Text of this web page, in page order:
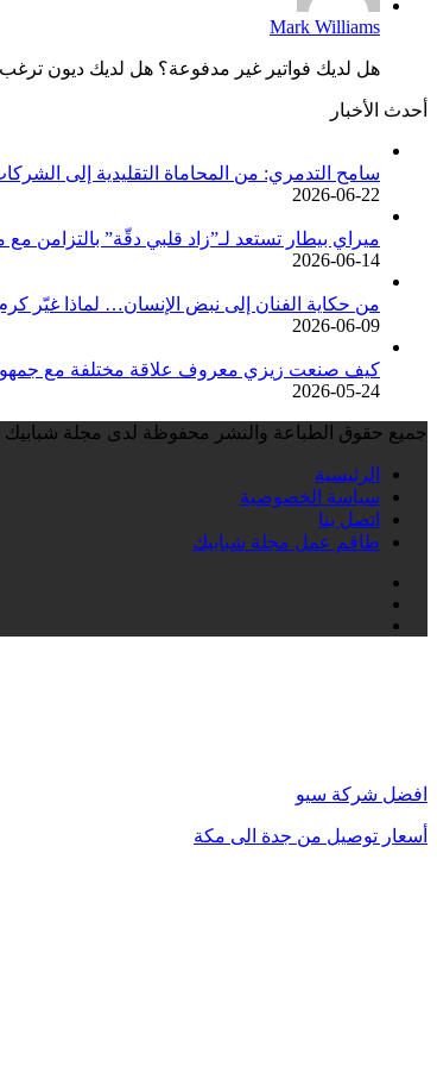
Mark Williams
هل لديك فواتير غير مدفوعة؟ هل لديك ديون
أحدث الأخبار
سامح التدمري: من المحاماة التقليدية إلى
2026-06-22
ميراي بيطار تستعد لـ”زاد قلبي دقّة” بالتزامن
2026-06-14
من حكاية الفنان إلى نبض الإنسان… لماذا غيّر
2026-06-09
كيف صنعت زيزي معروف علاقة مختلفة مع
2026-05-24
جميع حقوق الطباعة والنشر محفوظة لدى مجلة شبابيك
الرئيسية
سياسة الخصوصية
اتصل بنا
طاقم عمل مجلة شبابيك
افضل شركة سيو
أسعار توصيل من جدة الى مكة